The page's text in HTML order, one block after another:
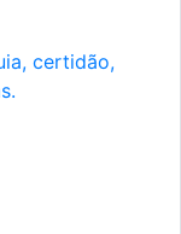
certidão,